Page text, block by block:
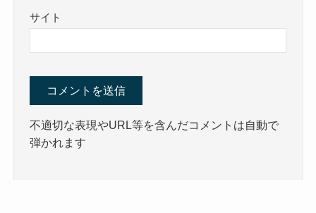
サイト
不適切な表現やURL等を含んだコメントは自動で
弾かれます